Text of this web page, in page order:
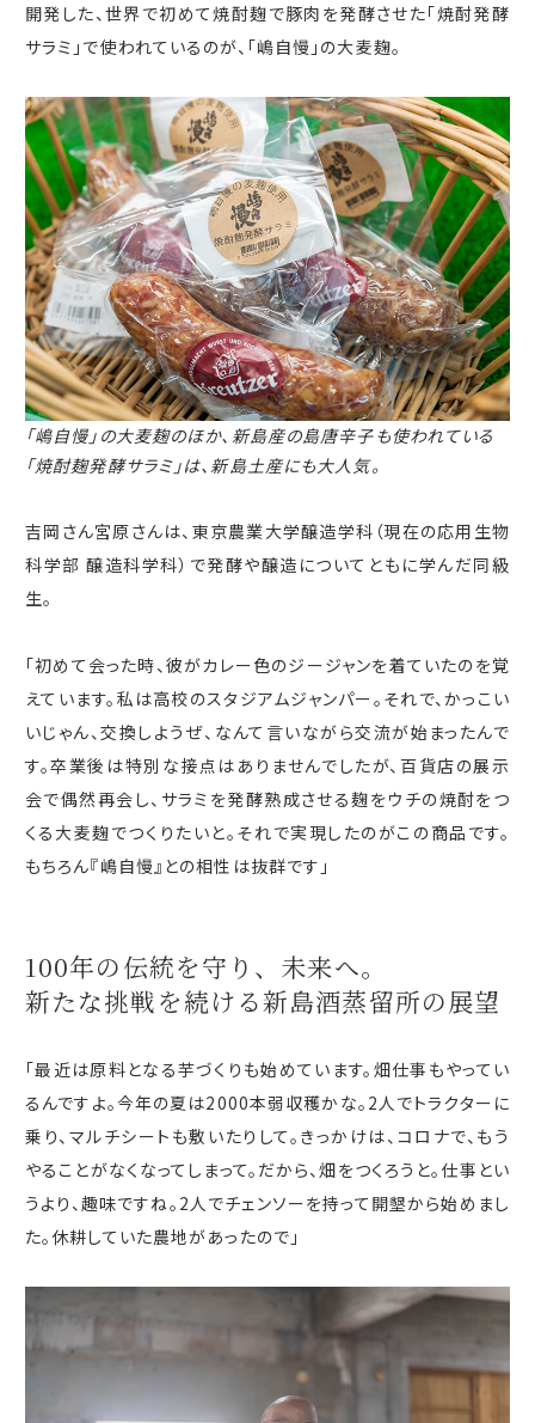
開発した、世界で初めて焼酎麹で豚肉を発酵させた「焼酎発酵
サラミ」で使われているのが、「嶋自慢」の大麦麹。
「嶋自慢」の大麦麹のほか、新島産の島唐辛子も使われている
「焼酎麹発酵サラミ」は、新島土産にも大人気。
吉岡さん宮原さんは、東京農業大学醸造学科（現在の応用生物
科学部 醸造科学科）で発酵や醸造についてともに学んだ同級
生。
「初めて会った時、彼がカレー色のジージャンを着ていたのを覚
えています。私は高校のスタジアムジャンパー。それで、かっこい
いじゃん、交換しようぜ、なんて言いながら交流が始まったんで
す。卒業後は特別な接点はありませんでしたが、百貨店の展示
会で偶然再会し、サラミを発酵熟成させる麹をウチの焼酎をつ
くる大麦麹でつくりたいと。それで実現したのがこの商品です。
もちろん『嶋自慢』との相性は抜群です」
100年の伝統を守り、 未来へ。
新たな挑戦を続ける新島酒蒸留所の展望
「最近は原料となる芋づくりも始めています。畑仕事もやってい
るんですよ。今年の夏は2000本弱収穫かな。 2 人でトラクターに
乗り、マルチシートも敷いたりして。きっかけは、コロナで、もう
やることがなくなってしまって。だから、畑をつくろうと。仕事とい
うより、趣味ですね。 2 人でチェンソーを持って開墾から始めまし
た。休耕していた農地があったので」